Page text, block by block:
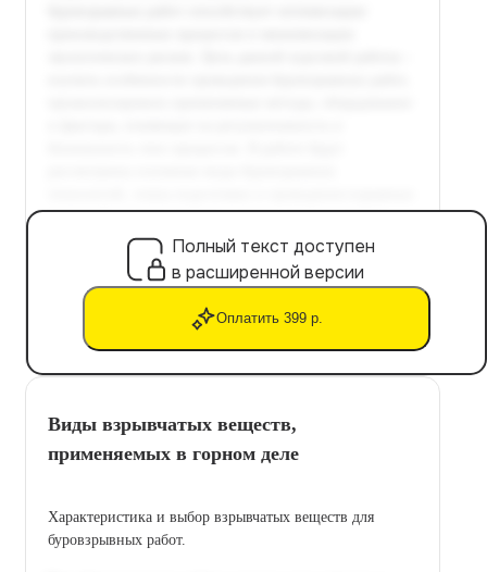
Полный текст доступен
в расширенной версии
Оплатить 399 р.
Виды взрывчатых веществ,
применяемых в горном деле
Характеристика и выбор взрывчатых веществ для
буровзрывных работ.